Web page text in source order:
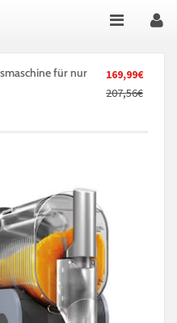
169,99€
207,56€
für nur